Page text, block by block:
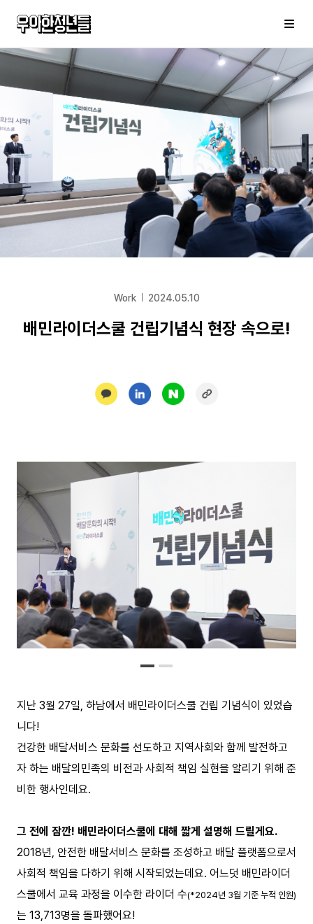
Work 2024.05.10
배민라이더스쿨 건립기념식 현장 속으로!
지난 3월 27일, 하남에서 배민라이더스쿨 건립 기념식이 있었습
니다!
건강한 배달서비스 문화를 선도하고 지역사회와 함께 발전하고
자 하는 배달의민족의 비전과 사회적 책임 실현을 알리기 위해 준
비한 행사인데요.
그 전에 잠깐! 배민라이더스쿨에 대해 짧게 설명해 드릴게요.
2018년, 안전한 배달서비스 문화를 조성하고 배달 플랫폼으로서
사회적 책임을 다하기 위해 시작되었는데요. 어느덧 배민라이더
스쿨에서 교육 과정을 이수한 라이더 수(*2024년 3월 기준 누적 인원)
는 13,713명을 돌파했어요!